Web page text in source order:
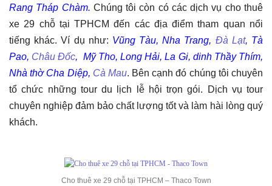
Rang Tháp Chàm. Chúng tôi còn có các dịch vụ cho thuê
xe 29 chỗ tại TPHCM đến các địa điểm tham quan nổi
tiếng khác. Ví dụ như: Vũng Tàu, Nha Trang, Đà Lạt, Tà
Pao, Châu Đốc, Mỹ Tho, Long Hải, La Gi, dinh Thầy Thím,
Nhà thờ Cha Diệp, Cà Mau.​ Bên cạnh đó chúng tôi chuyên
tổ chức những tour du lịch lễ hội trọn gói. Dịch vụ tour
chuyên nghiệp đảm bảo chất lượng tốt và làm hài lòng quý
khách.
Cho thuê xe 29 chỗ tại TPHCM – Thaco Town